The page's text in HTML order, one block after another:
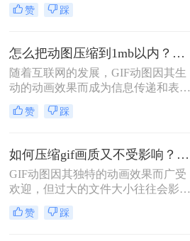
占用大量存储空间，还会拖慢网页加
太大怎么压缩变小呢？为了帮助您更
有效地管理这些动态图像，本文将介
绍两种不同的方法来压缩GIF文件，
使其体积变得更小，同时尽量保持原
有的动画效果。
赞 踩
怎么把动图压缩到1mb以内？这4个压缩方法快来学！
随着互联网的发展，GIF动图因其生
动的动画效果而成为信息传递和表达
情感的重要方式之一。然而，过大的
GIF文件不仅占用大量存储空间，还
台上传失败。因此，学会怎么把动图
压缩到1mb以内变得尤为重要。本文
将介绍四种实用的方法，帮助您轻松
地将GIF动图压缩到1MB以内。
赞 踩
如何压缩gif画质又不受影响？学会二招搞定压缩！
GIF动图因其独特的动画效果而广受
欢迎，但过大的文件大小往往会影响
加载速度和分享体验。如何压缩gif画
质又不受影响，成为了许多用户关注
赞 踩